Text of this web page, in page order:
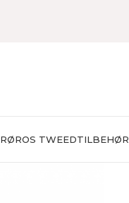
RØROS TWEEDTILBEHØR